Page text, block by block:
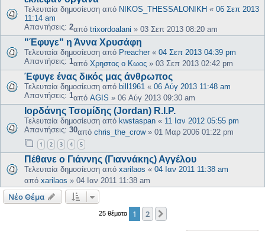
Τελευταία δημοσίευση από NIKOS_THESSALONIKH « 06 Σεπ 2013
11:14 am
Απαντήσεις: 2από trixordoalani » 03 Σεπ 2013 08:20 am
"Έφυγε" η Άννα Χρυσάφη
Τελευταία δημοσίευση από Preacher « 04 Σεπ 2013 04:39 pm
Απαντήσεις: 1από Χρηστος ο Κωος » 03 Σεπ 2013 02:42 pm
Έφυγε ένας δικός μας άνθρωπος
Τελευταία δημοσίευση από bill1961 « 06 Αύγ 2013 11:48 am
Απαντήσεις: 1από AGIS » 06 Αύγ 2013 09:30 am
Ιορδάνης Τσομίδης (Jordan) R.I.P.
Τελευταία δημοσίευση από kwstaspan « 11 Ιαν 2012 05:55 pm
Απαντήσεις: 30από chris_the_crow» 01 Μαρ 2006 01:22 pm
1 2 3 4 5
Πέθανε ο Γιάννης (Γιαννάκης) Αγγέλου
Τελευταία δημοσίευση από xarilaos « 04 Ιαν 2011 11:38 am
από xarilaos » 04 Ιαν 2011 11:38 am
Νέο Θέμα
25 θέματα 1 2